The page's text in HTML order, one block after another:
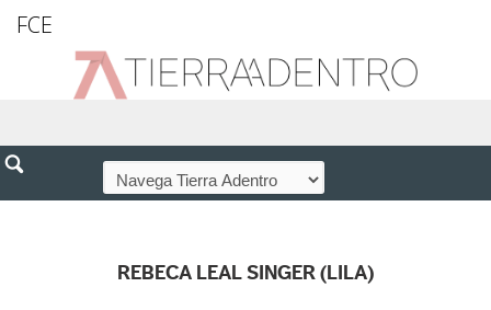
FCE
REBECA LEAL SINGER (LILA)